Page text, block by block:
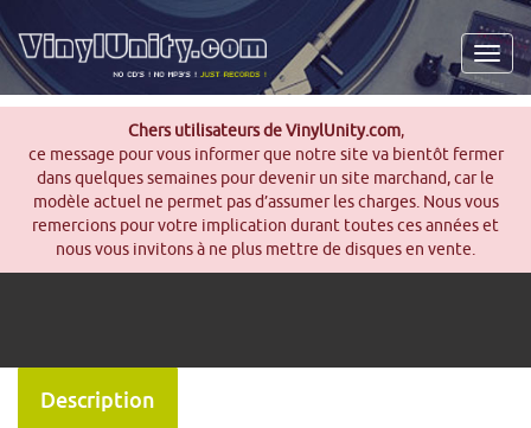
Chers utilisateurs de VinylUnity.com,
ce message pour vous informer que notre site va bientôt fermer
dans quelques semaines pour devenir un site marchand, car le
modèle actuel ne permet pas d’assumer les charges. Nous vous
remercions pour votre implication durant toutes ces années et
nous vous invitons à ne plus mettre de disques en vente.
Description